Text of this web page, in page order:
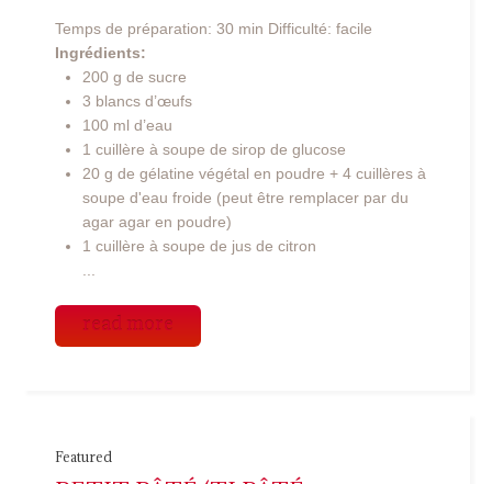
Temps de préparation: 30 min Difficulté: facile
Ingrédients:
200 g de sucre
3 blancs d’œufs
100 ml d’eau
1 cuillère à soupe de sirop de glucose
20 g de gélatine végétal en poudre + 4 cuillères à
soupe d'eau froide (peut être remplacer par du
agar agar en poudre)
1 cuillère à soupe de jus de citron
read more
Featured